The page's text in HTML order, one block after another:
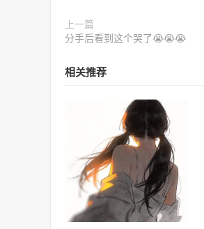
上一篇
分手后看到这个哭了😭😭😭
相关推荐